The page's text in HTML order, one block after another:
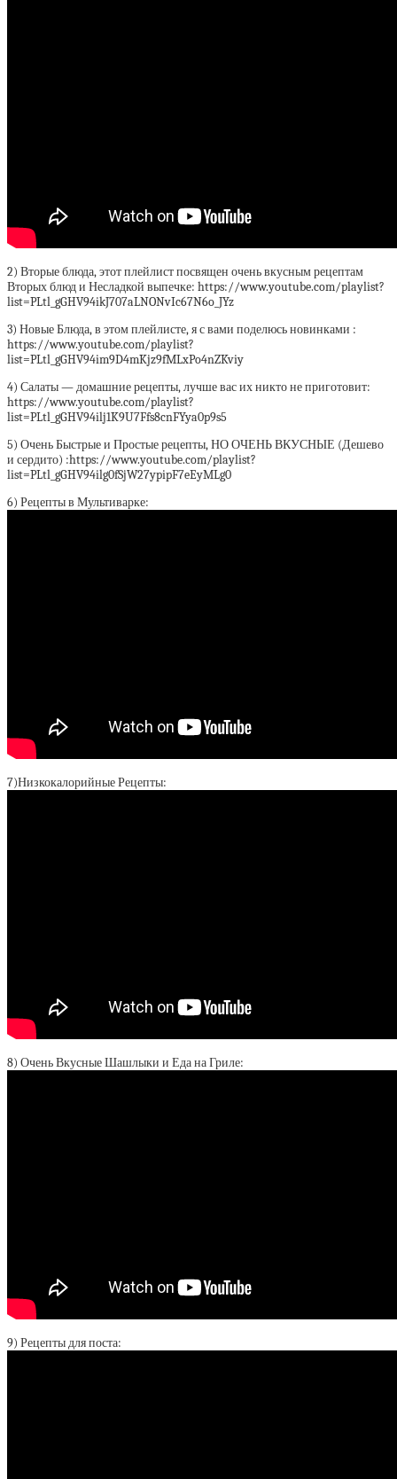
2) Вторые блюда, этот плейлист посвящен очень вкусным рецептам
Вторых блюд и Несладкой выпечке: https://www.youtube.com/playlist?
list=PLtl_gGHV94ikJ707aLNONvIc67N6o_JYz
3) Новые Блюда, в этом плейлисте, я с вами поделюсь новинками :
https://www.youtube.com/playlist?
list=PLtl_gGHV94im9D4mKjz9fMLxPo4nZKviy
4) Салаты — домашние рецепты, лучше вас их никто не приготовит:
https://www.youtube.com/playlist?
list=PLtl_gGHV94ilj1K9U7Ffs8cnFYya0p9s5
5) Очень Быстрые и Простые рецепты, НО ОЧЕНЬ ВКУСНЫЕ (Дешево
и сердито) :https://www.youtube.com/playlist?
list=PLtl_gGHV94ilg0fSjW27ypipF7eEyMLg0
6) Рецепты в Мультиварке:
7)Низкокалорийные Рецепты:
8) Очень Вкусные Шашлыки и Еда на Гриле:
9) Рецепты для поста: